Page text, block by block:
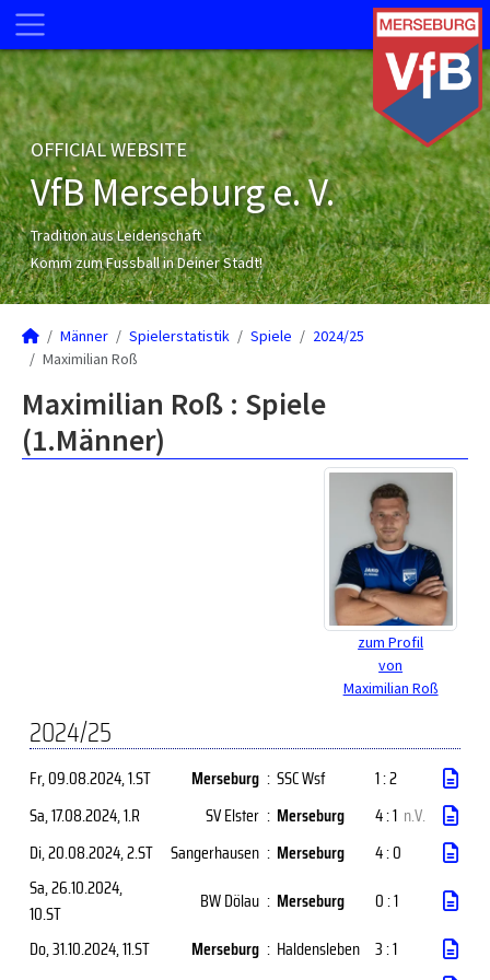
OFFICIAL WEBSITE
VfB Merseburg e. V.
Tradition aus Leidenschaft
Komm zum Fussball in Deiner Stadt!
Männer Spielerstatistik Spiele
2024/25
Maximilian Roß
Maximilian Roß : Spiele
(1.Männer)
zum Profil
von
Maximilian Roß
2024/25
Fr, 09.08.2024, 1.ST Merseburg : SSC Wsf
1 : 2
Sa, 17.08.2024, 1.R SV Elster : Merseburg 4 : 1 n.V.
Di, 20.08.2024, 2.ST Sangerhausen : Merseburg
4 : 0
Sa, 26.10.2024,
10.ST
BW Dölau : Merseburg
0 : 1
Do, 31.10.2024, 11.ST Merseburg : Haldensleben 3 : 1